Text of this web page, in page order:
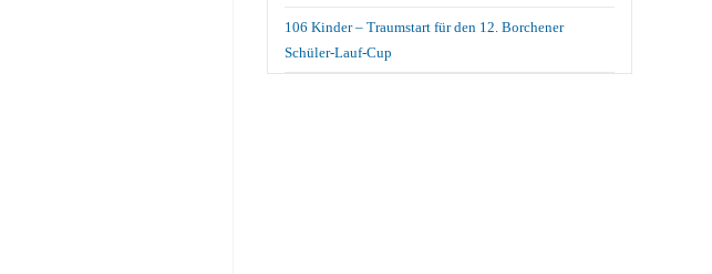
106 Kinder – Traumstart für den 12. Borchener
Schüler-Lauf-Cup